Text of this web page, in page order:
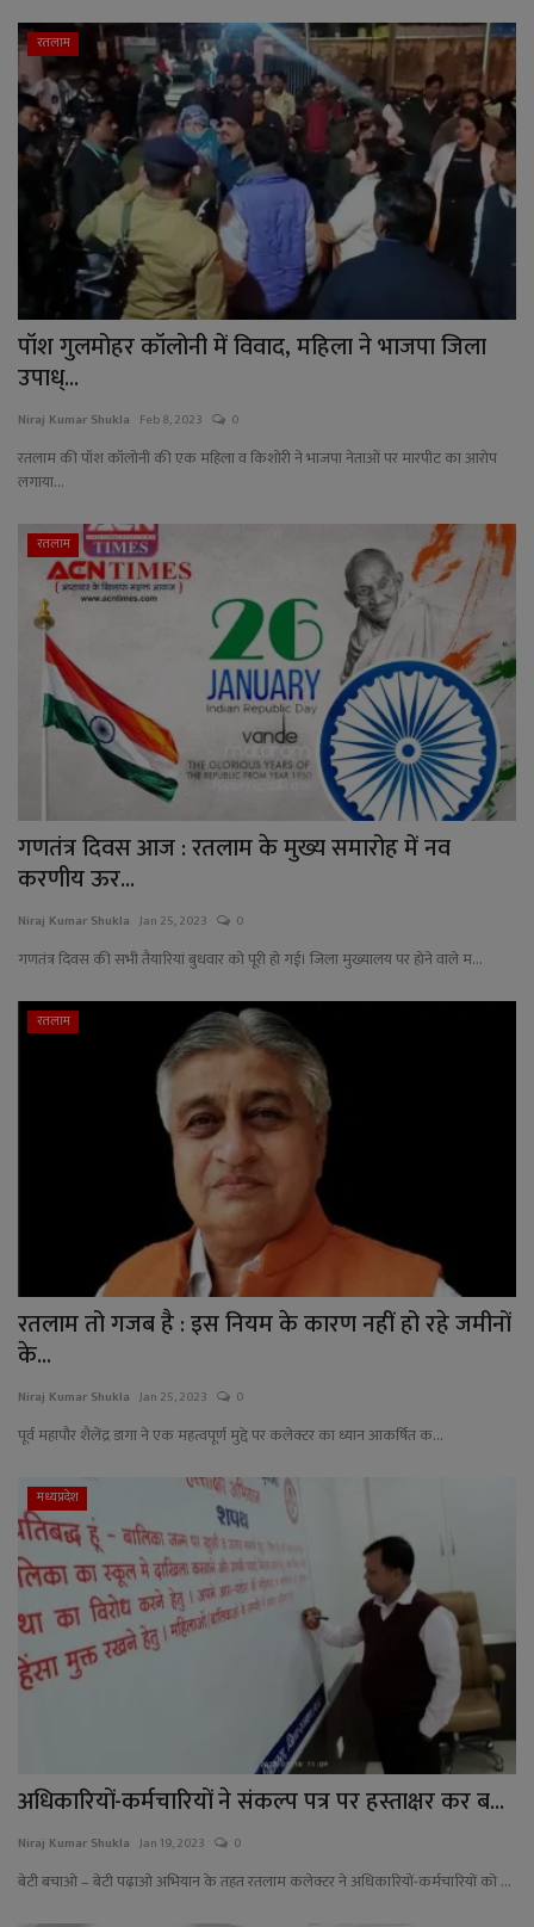
रतलाम
पॉश गुलमोहर कॉलोनी में विवाद, महिला ने भाजपा जिला
उपाध्...
Niraj Kumar Shukla Feb 8, 2023 0
रतलाम की पॉश कॉलोनी की एक महिला व किशोरी ने भाजपा नेताओं पर मारपीट का आरोप
लगाया...
रतलाम
गणतंत्र दिवस आज : रतलाम के मुख्य समारोह में नव
करणीय ऊर...
Niraj Kumar Shukla Jan 25, 2023 0
गणतंत्र दिवस की सभी तैयारियां बुधवार को पूरी हो गई। जिला मुख्यालय पर होने वाले म...
रतलाम
रतलाम तो गजब है : इस नियम के कारण नहीं हो रहे जमीनों
के...
Niraj Kumar Shukla Jan 25, 2023 0
पूर्व महापौर शैलेंद्र डागा ने एक महत्वपूर्ण मुद्दे पर कलेक्टर का ध्यान आकर्षित क...
मध्यप्रदेश
अधिकारियों-कर्मचारियों ने संकल्प पत्र पर हस्ताक्षर कर ब...
Niraj Kumar Shukla Jan 19, 2023 0
बेटी बचाओ – बेटी पढ़ाओ अभियान के तहत रतलाम कलेक्टर ने अधिकारियों-कर्मचारियों को ...